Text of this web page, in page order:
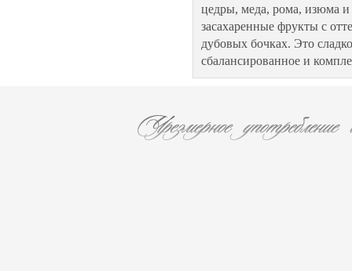
цедры, меда, рома, изюма
засахаренные фрукты с
дубовых бочках. Это
сбалансированное и